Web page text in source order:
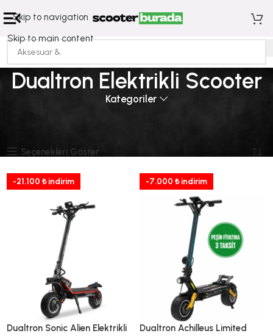
Skip to navigation
Skip to main content
Dualtron Elektrikli Scooter
Kategoriler
Seçenekleri Göster
-21.100 ₺ indirim
Dualtron Sonic Alien Elektrikli
-7.000 ₺ indirim
Dualtron Achilleus Limited